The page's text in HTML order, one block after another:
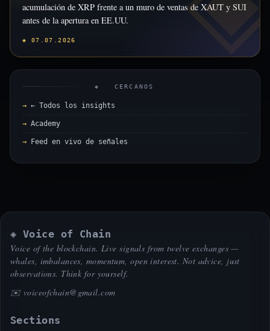
acumulación de XRP frente a un muro de ventas de XAUT y SUI
antes de la apertura en EE.UU.
◈ 07.07.2026
◈ CERCANOS
← Todos los insights
Academy
Feed en vivo de señales
◈ Voice of Chain
Voice of the blockchain. Live signals from twelve exchanges —
whales, imbalances, momentum, open interest. Not advice, just
observations. Think for yourself.
✉️ voiceofchain@gmail.com
Sections